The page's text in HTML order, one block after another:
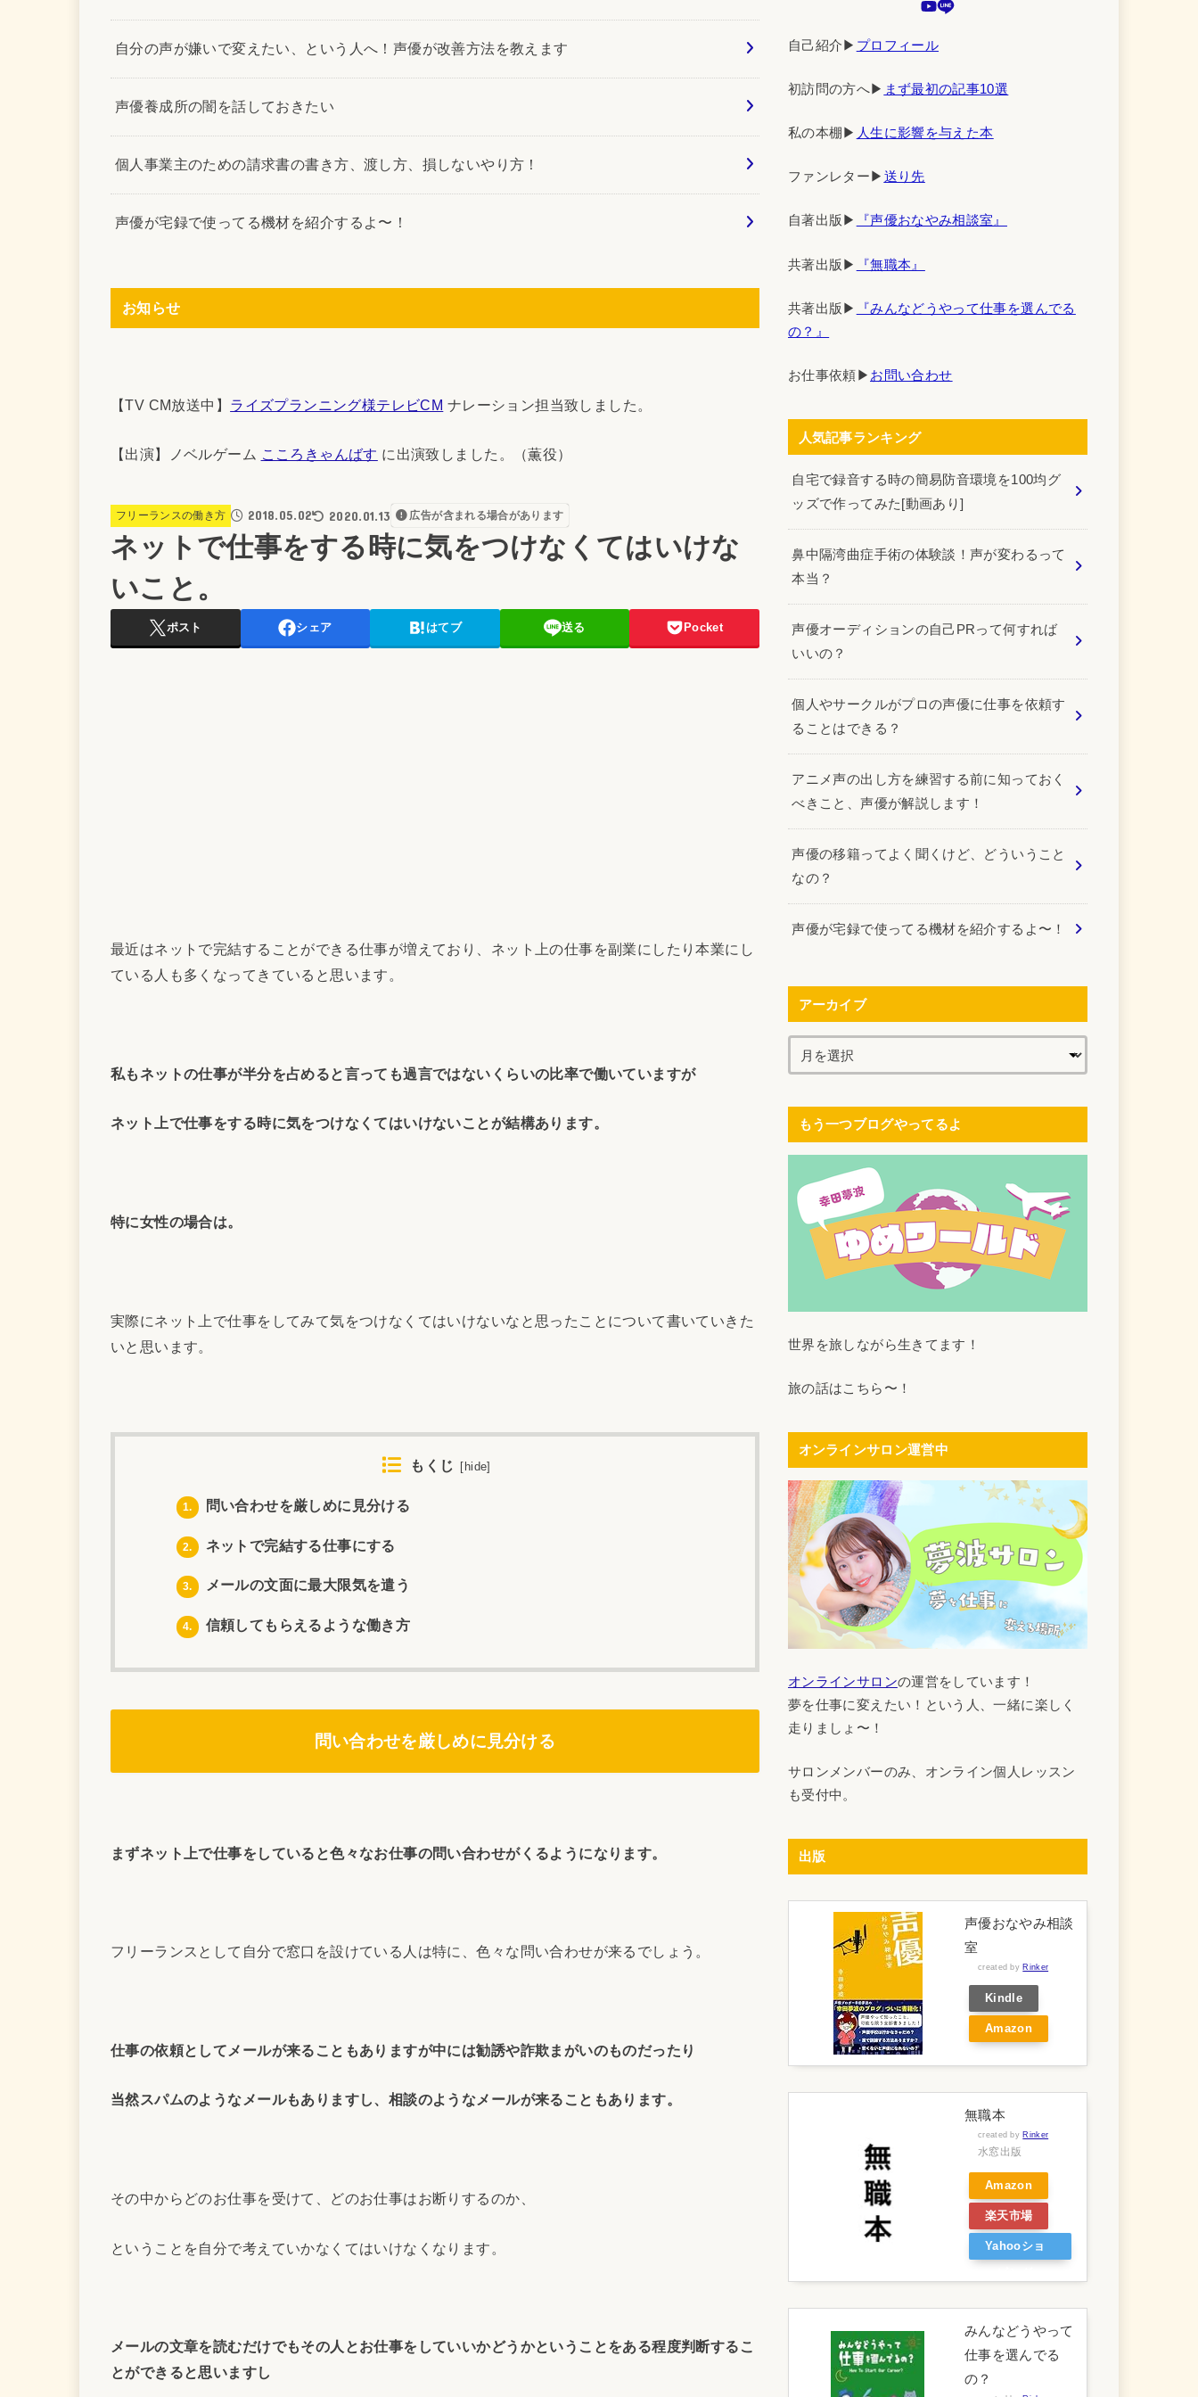
自分の声が嫌いで変えたい、という人へ！声優が改善方法を教えます
声優養成所の闇を話しておきたい
個人事業主のための請求書の書き方、渡し方、損しないやり方！
声優が宅録で使ってる機材を紹介するよ〜！
お知らせ
【TV CM放送中】 ライズプランニング様テレビCM ナレーション担当致しました。
【出演】ノベルゲーム こころきゃんばす に出演致しました。（薫役）
フリーランスの働き方 2018.05.02 2020.01.13 広告が含まれる場合があります
ネットで仕事をする時に気をつけなくてはいけな
いこと。
ポスト シェア はてブ 送る Pocket
最近はネットで完結することができる仕事が増えており、ネット上の仕事を副業にしたり本業にし
ている人も多くなってきていると思います。
私もネットの仕事が半分を占めると言っても過言ではないくらいの比率で働いていますが
ネット上で仕事をする時に気をつけなくてはいけないことが結構あります。
特に女性の場合は。
実際にネット上で仕事をしてみて気をつけなくてはいけないなと思ったことについて書いていきた
いと思います。
もくじ hide
1. 問い合わせを厳しめに見分ける
2. ネットで完結する仕事にする
3. メールの文面に最大限気を遣う
4. 信頼してもらえるような働き方
問い合わせを厳しめに見分ける
まずネット上で仕事をしていると色々なお仕事の問い合わせがくるようになります。
フリーランスとして自分で窓口を設けている人は特に、色々な問い合わせが来るでしょう。
仕事の依頼としてメールが来ることもありますが中には勧誘や詐欺まがいのものだったり
当然スパムのようなメールもありますし、相談のようなメールが来ることもあります。
その中からどのお仕事を受けて、どのお仕事はお断りするのか、
ということを自分で考えていかなくてはいけなくなります。
メールの文章を読むだけでもその人とお仕事をしていいかどうかということをある程度判断するこ
とができると思いますし
自己紹介▶︎ プロフィール
初訪問の方へ▶︎ まず最初の記事10選
私の本棚▶︎ 人生に影響を与えた本
ファンレター▶︎ 送り先
自著出版▶︎ 『声優おなやみ相談室』
共著出版▶︎ 『無職本』
共著出版▶︎
『みんなどうやって仕事を選んでる
の？』
お仕事依頼▶︎ お問い合わせ
人気記事ランキング
自宅で録音する時の簡易防音環境を100均グ
ッズで作ってみた[動画あり]
鼻中隔湾曲症手術の体験談！声が変わるって
本当？
声優オーディションの自己PRって何すれば
いいの？
個人やサークルがプロの声優に仕事を依頼す
ることはできる？
アニメ声の出し方を練習する前に知っておく
べきこと、声優が解説します！
声優の移籍ってよく聞くけど、どういうこと
なの？
声優が宅録で使ってる機材を紹介するよ〜！
アーカイブ
もう一つブログやってるよ
世界を旅しながら生きてます！
旅の話はこちら〜！
オンラインサロン運営中
オンラインサロンの運営をしています！
夢を仕事に変えたい！という人、一緒に楽しく
走りましょ〜！
サロンメンバーのみ、オンライン個人レッスン
も受付中。
出版
声優おなやみ相談
室
created by Rinker
Kindle
Amazon
無職本
created by Rinker
水窓出版
Amazon
楽天市場
Yahooショ
みんなどうやって
仕事を選んでる
の？